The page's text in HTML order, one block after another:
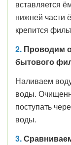
вставляется
нижней части
крепится
2. Проводим
бытового
Наливаем
воды.
поступать
воды.
3.